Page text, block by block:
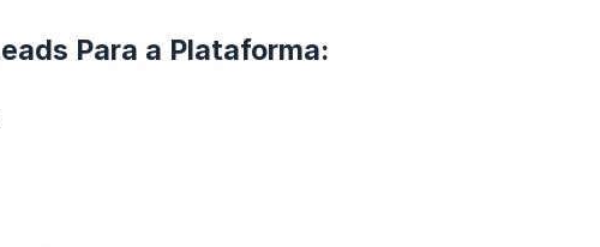
Para a Plataforma: